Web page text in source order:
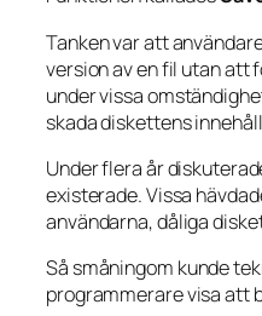
Tanken var att
version av en fil utan att
under vissa
skada diskettens
Under flera år
existerade. Vissa
användarna, dåliga
Så småningom kunde
programmerare visa att